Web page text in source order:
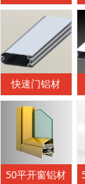
快速门铝材
50平开窗铝材